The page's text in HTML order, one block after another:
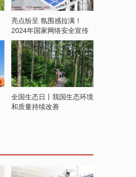
亮点纷呈 氛围感拉满！
2024年国家网络安全宣传
周开启
全国生态日丨我国生态环境
和质量持续改善